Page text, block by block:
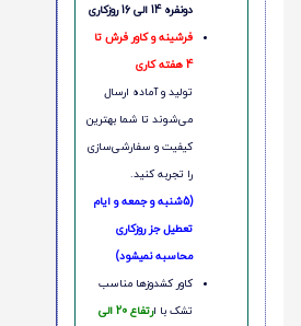
دونفره 14 الی 16 روزکاری
فرشینه و کاور فرش تا
4 هفته کاری
تولید و آماده ارسال
می‌شوند تا شما بهترین
کیفیت و سفارشی‌سازی
را تجربه کنید.
(5شنبه و جمعه و ایام
تعطیل جز روزکاری
محاسبه نمیشود)
کاور کشدوزها مناسب
تشک با ا
رتفاع 20 الی